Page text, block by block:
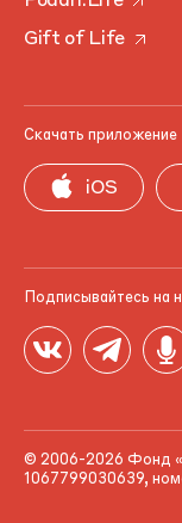
Gift of Life
Скачать приложение
iOS
Подписывайтесь на
© 2006-2026 Фонд
1067799030639,